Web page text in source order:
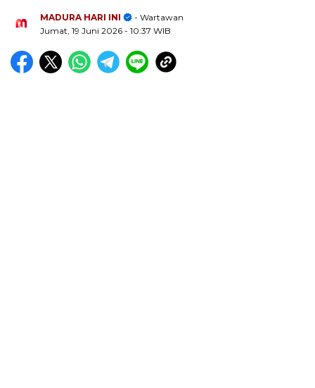
MADURA HARI INI
- Wartawan
Jumat, 19 Juni 2026 - 10:37 WIB